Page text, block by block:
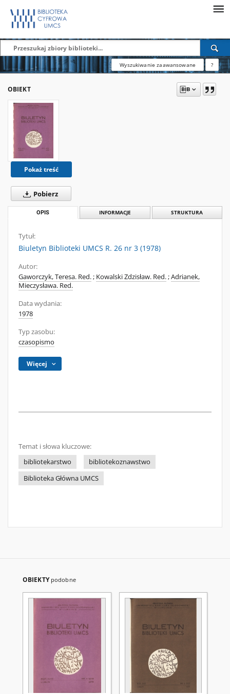
Wyszukiwanie zaawansowane ?
OBIEKT
Pokaż treść
Pobierz
OPIS INFORMACJE STRUKTURA
Tytuł:
Biuletyn Biblioteki UMCS R. 26 nr 3 (1978)
Autor:
Gaworczyk, Teresa. Red.; Kowalski Zdzisław. Red.;Adrianek,
Mieczysława. Red.
Data wydania:
1978
Typ zasobu:
czasopismo
Więcej
Temat i słowa kluczowe:
bibliotekarstwo
bibliotekoznawstwo
Biblioteka Główna UMCS
OBIEKTY podobne